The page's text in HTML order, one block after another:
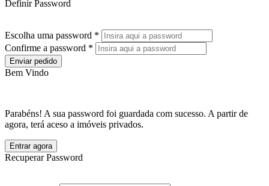
Definir Password
Escolha uma password *
Confirme a password *
Enviar pedido
Bem Vindo
Parabéns! A sua password foi guardada com sucesso. A partir de
agora, terá aceso a imóveis privados.
Entrar agora
Recuperar Password